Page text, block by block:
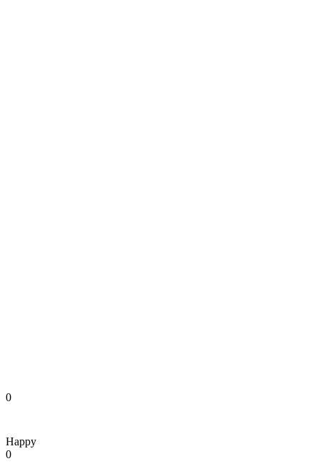
0
Happy
0